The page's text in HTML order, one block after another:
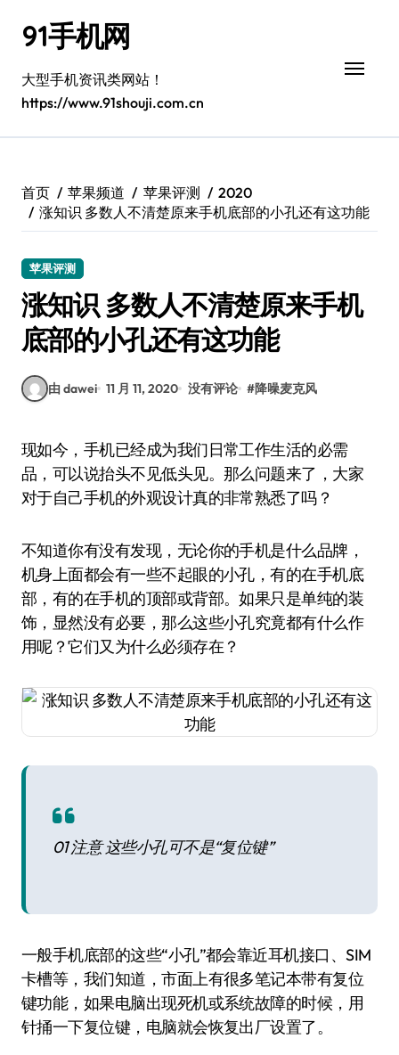
91手机网
大型手机资讯类网站！
https://www.91shouji.com.cn
首页 苹果频道 苹果评测
2020
涨知识 多数人不清楚原来手机底部的小孔还有这功能
苹果评测
涨知识 多数人不清楚原来手机
底部的小孔还有这功能
由 dawei 11 月 11, 2020 没有评论 #降噪麦克风
现如今，手机已经成为我们日常工作生活的必需
品，可以说抬头不见低头见。那么问题来了，大家
对于自己手机的外观设计真的非常熟悉了吗？
不知道你有没有发现，无论你的手机是什么品牌，
机身上面都会有一些不起眼的小孔，有的在手机底
部，有的在手机的顶部或背部。如果只是单纯的装
饰，显然没有必要，那么这些小孔究竟都有什么作
用呢？它们又为什么必须存在？
01 注意 这些小孔可不是“复位键”
一般手机底部的这些“小孔”都会靠近耳机接口、SIM
卡槽等，我们知道，市面上有很多笔记本带有复位
键功能，如果电脑出现死机或系统故障的时候，用
针捅一下复位键，电脑就会恢复出厂设置了。